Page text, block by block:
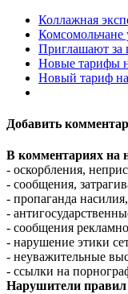
Коллажная
Приглашают за
Новые тарифы
Новый тариф
Добавить
В комментариях на
- оскорбления,
- сообщения,
- пропаганда
-
- сообщения
- нарушение этики
- неуважительные
- ссылки на
Нарушители